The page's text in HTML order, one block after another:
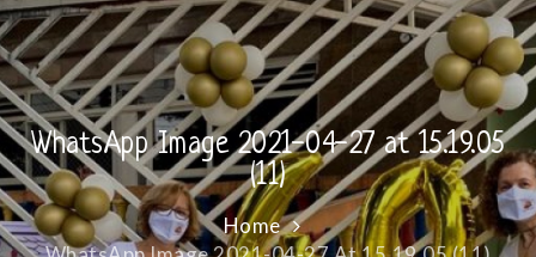
WhatsApp Image 2021-04-27 at 15.19.05
(11)
Home